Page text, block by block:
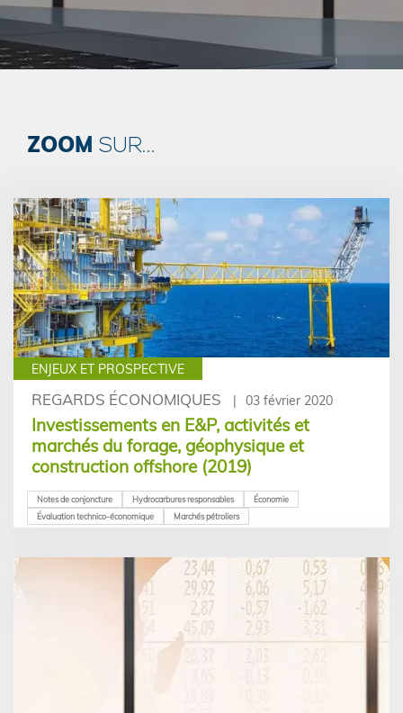
ZOOM SUR...
ENJEUX ET PROSPECTIVE
REGARDS ÉCONOMIQUES 03 février 2020
Investissements en E&P, activités et
marchés du forage, géophysique et
construction offshore (2019)
Notes de conjoncture Hydrocarbures responsables
Économie
Évaluation technico-économique
Marchés pétroliers